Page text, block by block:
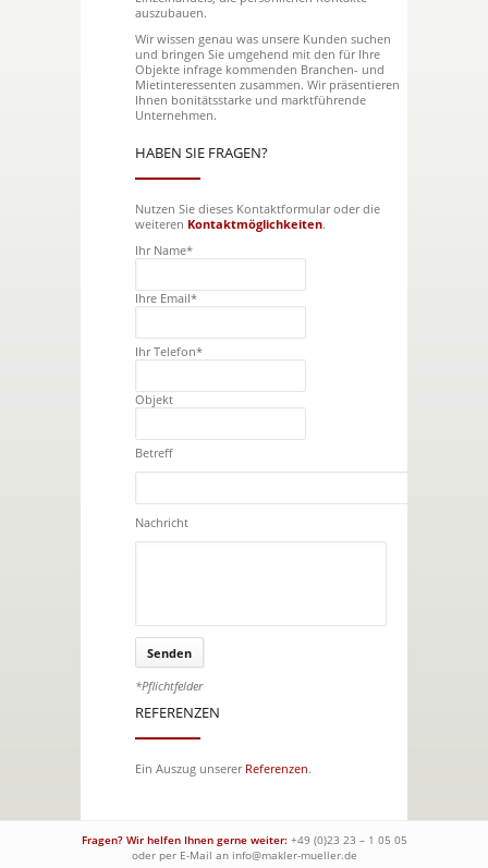
auszubauen.
Wir wissen genau was unsere Kunden suchen
und bringen Sie umgehend mit den für Ihre
Objekte infrage kommenden Branchen- und
Mietinteressenten zusammen. Wir präsentieren
Ihnen bonitätsstarke und marktführende
Unternehmen.
HABEN SIE FRAGEN?
Nutzen Sie dieses Kontaktformular oder die
weiteren Kontaktmöglichkeiten.
Ihr Name*
Ihre Email*
Ihr Telefon*
Objekt
Betreff
Nachricht
*Pflichtfelder
REFERENZEN
Ein Auszug unserer Referenzen.
Fragen? Wir helfen Ihnen gerne weiter: +49 (0)23 23 – 1 05 05
oder per E-Mail an info@makler-mueller.de